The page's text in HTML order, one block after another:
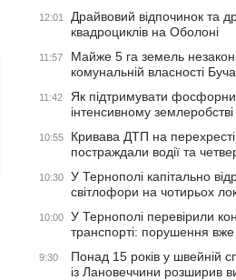
12:01
Драйвовий відпочинок та
квадроциклів на Оболоні
11:57
Майже 5 га земель
комунальній власності
11:42
Як підтримувати
інтенсивному землеробстві
10:55
Кривава ДТП на
постраждали водії та
10:30
У Тернополі капітально
світлофори на чотирьох
10:00
У Тернополі перевірили
транспорті: порушення
9:30
Понад 15 років у швейній
із Лановеччини розширив